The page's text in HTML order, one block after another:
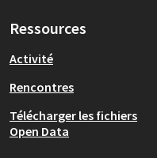
Ressources
Activité
Rencontres
Télécharger les fichiers
Open Data